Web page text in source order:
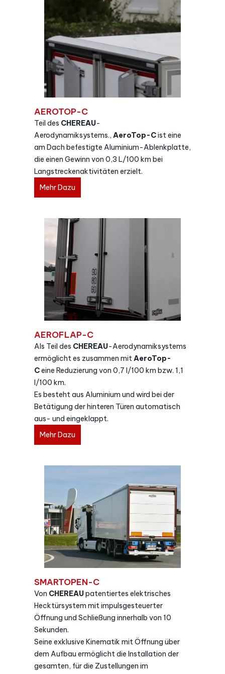
AEROTOP-C
Teil des CHEREAU-
Aerodynamiksystems., AeroTop-Cist eine
am Dach befestigte Aluminium-Ablenkplatte,
die einen Gewinn von 0,3 L/100 km bei
Langstreckenaktivitäten erzielt.
Mehr Dazu
AEROFLAP-C
Als Teil des CHEREAU-Aerodynamiksystems
ermöglicht es zusammen mitAeroTop-
Ceine Reduzierung von 0,7 l/100 km bzw. 1,1
l/100 km.
Es besteht aus Aluminium und wird bei der
Betätigung der hinteren Türen automatisch
aus- und eingeklappt.
Mehr Dazu
SMARTOPEN-C
Von CHEREAUpatentiertes elektrisches
Hecktürsystem mit impulsgesteuerter
Öffnung und Schließung innerhalb von 10
Sekunden.
Seine exklusive Kinematik mit Öffnung über
dem Aufbau ermöglicht die Installation der
gesamten, für die Zustellungen im